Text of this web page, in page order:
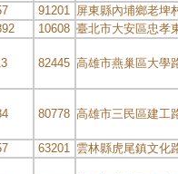
91201 屏東縣內埔鄉老埤
10608 臺北市大安區忠孝
82445 高雄市燕巢區大學
80778 高雄市三民區建工
63201 雲林縣虎尾鎮文化